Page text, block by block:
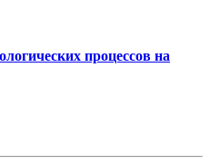
процессов на